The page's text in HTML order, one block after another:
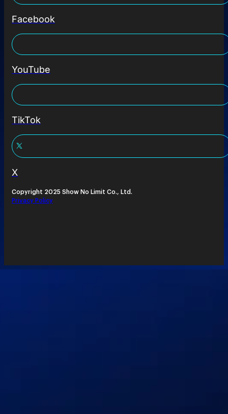
Facebook
YouTube
TikTok
X
Copyright 2025 Show No Limit Co., Ltd.
Privacy Policy